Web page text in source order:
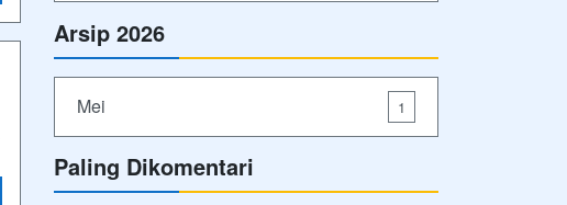
Arsip 2026
Mei 1
Paling Dikomentari